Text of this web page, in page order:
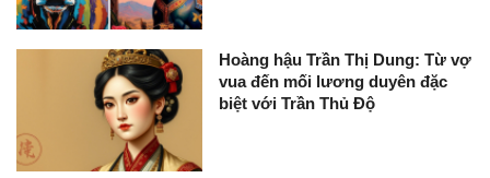
Hoàng hậu Trần Thị Dung: Từ vợ
vua đến mối lương duyên đặc
biệt với Trần Thủ Độ